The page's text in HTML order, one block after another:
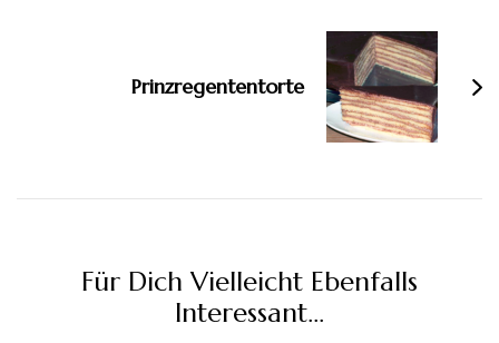
Prinzregententorte
Für Dich Vielleicht Ebenfalls
Interessant...